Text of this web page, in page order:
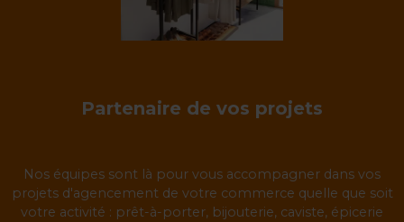
Partenaire de vos projets
Nos équipes sont là pour vous accompagner dans vos
projets d'agencement de votre commerce quelle que soit
votre activité : prêt-à-porter, bijouterie, caviste, épicerie